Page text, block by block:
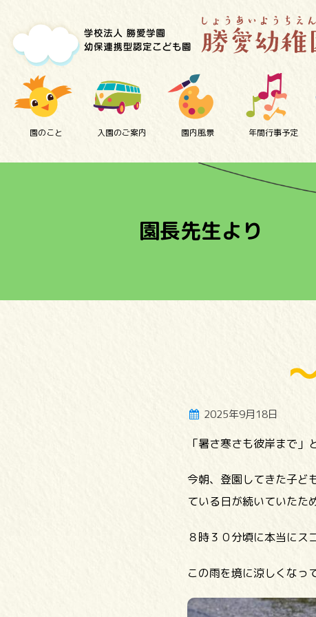
園のこと 入園のご案内 園内風景 年間行事予定
園長先生より
2025年9月18日
「暑さ寒さも彼岸まで
今朝、登園してきた子ど
ている日が続いていたた
８時３０分頃に本当にス
この雨を境に涼しくなっ